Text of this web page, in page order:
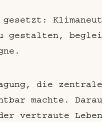
gesetzt:
zu gestalten,
die zentrale
machte.
vertraute